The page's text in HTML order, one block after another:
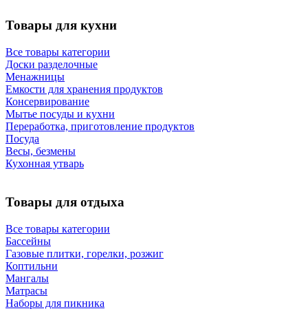
Товары для кухни
Все товары категории
Доски разделочные
Менажницы
Емкости для хранения продуктов
Консервирование
Мытье посуды и кухни
Переработка, приготовление продуктов
Посуда
Весы, безмены
Кухонная утварь
Товары для отдыха
Все товары категории
Бассейны
Газовые плитки, горелки, розжиг
Коптильни
Мангалы
Матрасы
Наборы для пикника